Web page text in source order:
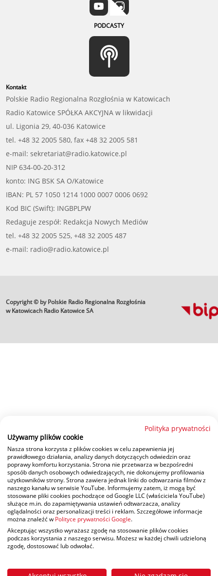
PODCASTY
Kontakt
Polskie Radio Regionalna Rozgłośnia w Katowicach
Radio Katowice SPÓŁKA AKCYJNA w likwidacji
ul. Ligonia 29, 40-036 Katowice
tel. +48 32 2005 580, fax +48 32 2005 581
e-mail: sekretariat@radio.katowice.pl
NIP 634-00-20-312
konto: ING BSK SA O/Katowice
IBAN: PL 57 1050 1214 1000 0007 0006 0692
Kod BIC (Swift): INGBPLPW
Redaguje zespół: Redakcja Nowych Mediów
tel. +48 32 2005 525, +48 32 2005 487
e-mail: radio@radio.katowice.pl
Copyright © by Polskie Radio Regionalna Rozgłośnia
w Katowicach Radio Katowice SA
Polityka prywatności
Używamy plików cookie
Nasza strona korzysta z plików cookies w celu zapewnienia jej
prawidłowego działania, analizy danych dotyczących odwiedzin oraz
poprawy komfortu korzystania. Strona nie przetwarza w bezpośredni
sposób danych osobowych odwiedzających, nie dokonujemy profilowania
użytkowników strony. Strona zawiera jednak linki do odtwarzania filmów z
naszego kanału w serwisie YouTube. Informujemy zatem, iż mogą być
stosowane pliki cookies pochodzące od Google LLC (właściciela YouTube)
służące m.in. do zapamiętywania ustawień odtwarzacza, analizy
oglądalności oraz personalizacji treści i reklam. Szczegółowe informacje
można znaleźć w Polityce prywatności Google.
Akceptując wszystko wyrażasz zgodę na stosowanie plików cookies
podczas korzystania z naszego serwisu. Możesz w każdej chwili udzieloną
zgodę, dostosować lub odwołać.